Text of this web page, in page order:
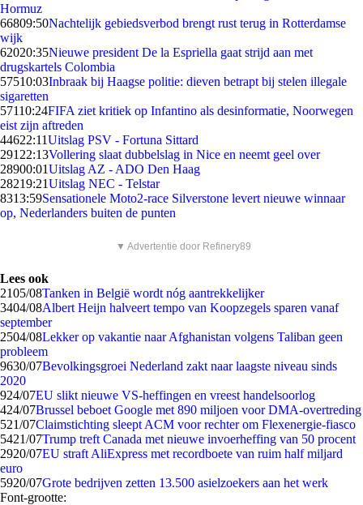
Hormuz
66809:50Nachtelijk gebiedsverbod brengt rust terug in Rotterdamse
wijk
62020:35Nieuwe president De la Espriella gaat strijd aan met
drugskartels Colombia
57510:03Inbraak bij Haagse politie: dieven betrapt bij stelen illegale
sigaretten
57110:24FIFA ziet kritiek op Infantino als desinformatie, Noorwegen
eist zijn aftreden
44622:11Uitslag PSV - Fortuna Sittard
291 22:13Vollering slaat dubbelslag in Nice en neemt geel over
28900:01Uitslag AZ - ADO Den Haag
28219:21Uitslag NEC - Telstar
8313:59Sensationele Moto2-race Silverstone levert nieuwe winnaar
op, Nederlanders buiten de punten
▼ Advertentie door Refinery89
Lees ook
2105/08Tanken in België wordt nóg aantrekkelijker
3404/08Albert Heijn halveert tempo van Koopzegels sparen vanaf
september
2504/08Lekker op vakantie naar Afghanistan volgens Taliban geen
probleem
9630/07Bevolkingsgroei Nederland zakt naar laagste niveau sinds
2020
924/07EU slikt nieuwe VS-heffingen en vreest handelsoorlog
424/07Brussel beboet Google met 890 miljoen voor DMA-overtreding
521/07Claimstichting sleept ACM voor rechter om Flexenergie-fiasco
5421/07Trump treft Canada met nieuwe invoerheffing van 50 procent
2920/07EU straft AliExpress met recordboete van ruim half miljard
euro
5920/07Grote bedrijven zetten 13.500 asielzoekers aan het werk
Font-grootte: